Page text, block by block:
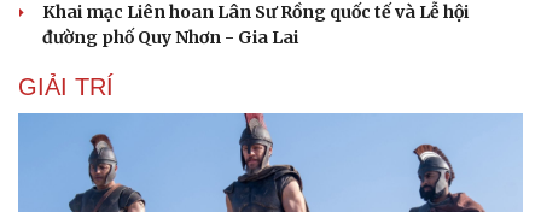
Du lịch
Podcast
Khai mạc Liên hoan Lân Sư Rồng quốc tế và Lễ hội
đường phố Quy Nhơn - Gia Lai
GIẢI TRÍ